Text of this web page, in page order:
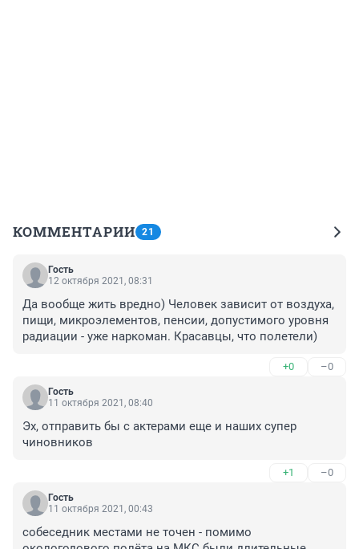
КОММЕНТАРИИ 21
Гость
12 октября 2021, 08:31
Да вообще жить вредно) Человек зависит от воздуха,
пищи, микроэлементов, пенсии, допустимого уровня
радиации - уже наркоман. Красавцы, что полетели)
+0 –0
Гость
11 октября 2021, 08:40
Эх, отправить бы с актерами еще и наших супер
чиновников
+1 –0
Гость
11 октября 2021, 00:43
собеседник местами не точен - помимо